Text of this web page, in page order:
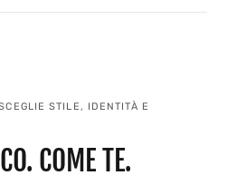
STILE, IDENTITÀ E
COME TE.